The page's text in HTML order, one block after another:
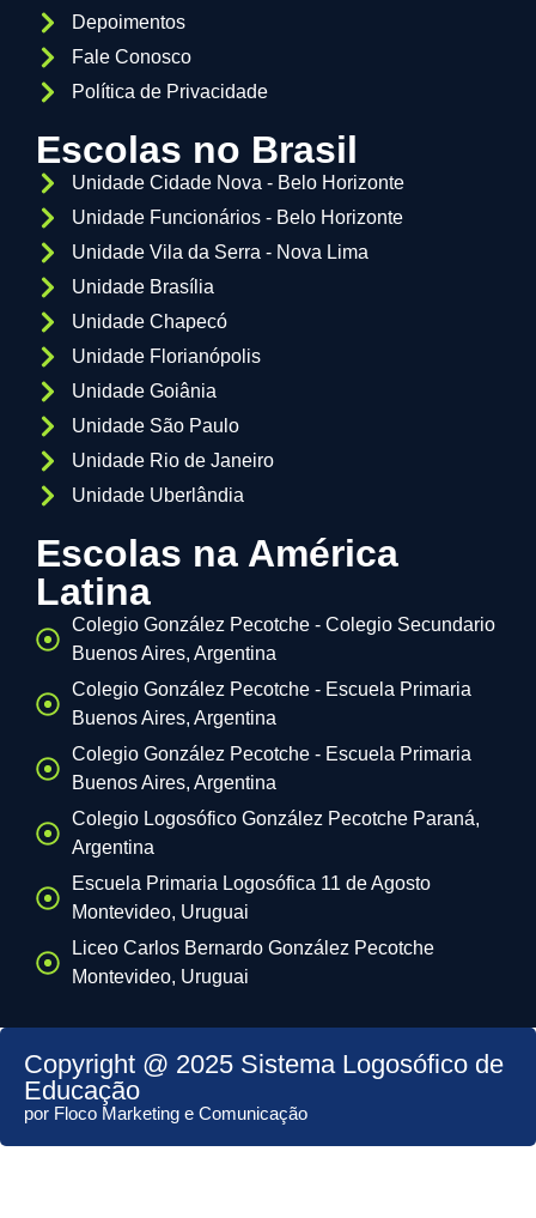
Depoimentos
Fale Conosco
Política de Privacidade
Escolas no Brasil
Unidade Cidade Nova - Belo Horizonte
Unidade Funcionários - Belo Horizonte
Unidade Vila da Serra - Nova Lima
Unidade Brasília
Unidade Chapecó
Unidade Florianópolis
Unidade Goiânia
Unidade São Paulo
Unidade Rio de Janeiro
Unidade Uberlândia
Escolas na América
Latina
Colegio González Pecotche - Colegio Secundario
Buenos Aires, Argentina
Colegio González Pecotche - Escuela Primaria
Buenos Aires, Argentina
Colegio González Pecotche - Escuela Primaria
Buenos Aires, Argentina
Colegio Logosófico González Pecotche Paraná,
Argentina
Escuela Primaria Logosófica 11 de Agosto
Montevideo, Uruguai
Liceo Carlos Bernardo González Pecotche
Montevideo, Uruguai
Copyright @ 2025 Sistema Logosófico de
Educação
por Floco Marketing e Comunicação